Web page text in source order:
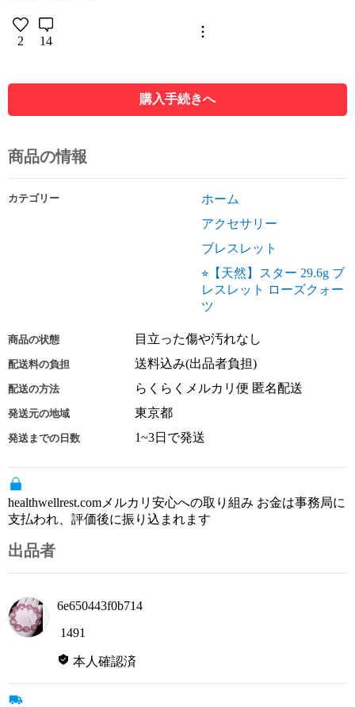
2 14
購入手続きへ
商品の情報
カテゴリー
ホーム
アクセサリー
ブレスレット
⭐︎【天然】スター 29.6g ブ
レスレット ローズクォー
ツ
商品の状態 目立った傷や汚れなし
配送料の負担 送料込み(出品者負担)
配送の方法 らくらくメルカリ便 匿名配送
発送元の地域 東京都
発送までの日数 1~3日で発送
healthwellrest.comメルカリ安心への取り組み お金は事務局に
支払われ、評価後に振り込まれます
出品者
6e650443f0b714
1491
本人確認済